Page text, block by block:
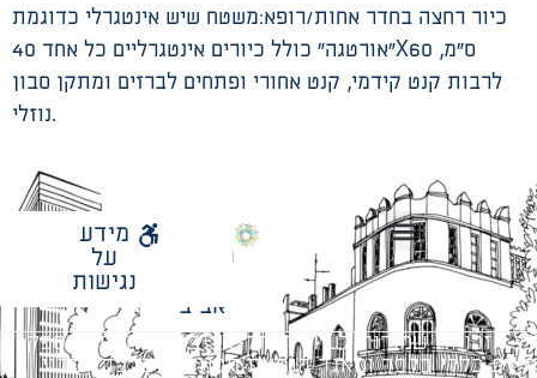
כיור רחצה בחדר אחות/רופא:משטח שיש אינטגרלי כדוגמת
“אורטגה” כולל כיורים אינטגרליים כל אחד 40X60 ס”מ,
לרבות קנט קידמי, קנט אחורי ופתחים לברזים ומתקן סבון
נוזלי.
עיריית
אביב
מידע
על
נגישות
כל הזכויות שמורות לעיריית תל-אביב-יפו. האתר מספק
מידע כללי בלבד ומאגד הנחיות תכנוניות בלבד למבני